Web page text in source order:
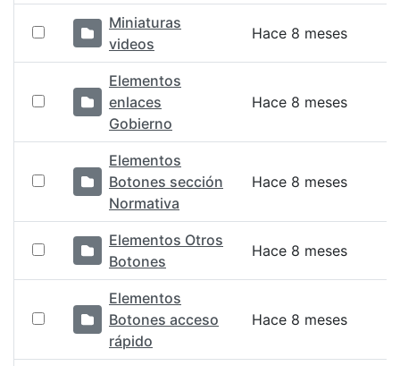
Miniaturas
videos
Hace 8 meses
Elementos
enlaces
Gobierno
Hace 8 meses
Elementos
Botones sección
Normativa
Hace 8 meses
Elementos Otros
Botones
Hace 8 meses
Elementos
Botones acceso
rápido
Hace 8 meses